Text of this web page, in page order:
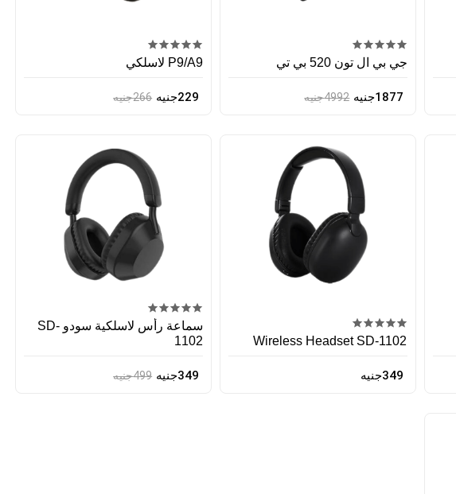
جي بي ال تون 520 بي تي
1877جنيه 4992جنيه
P9/A9 لاسلكي
229جنيه 266جنيه
Wireless Headset SD-1102
349جنيه
سماعة رأس لاسلكية سودو SD-
1102
349جنيه 499جنيه